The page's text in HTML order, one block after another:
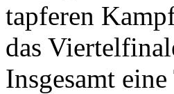
tapferen
das
Insgesamt